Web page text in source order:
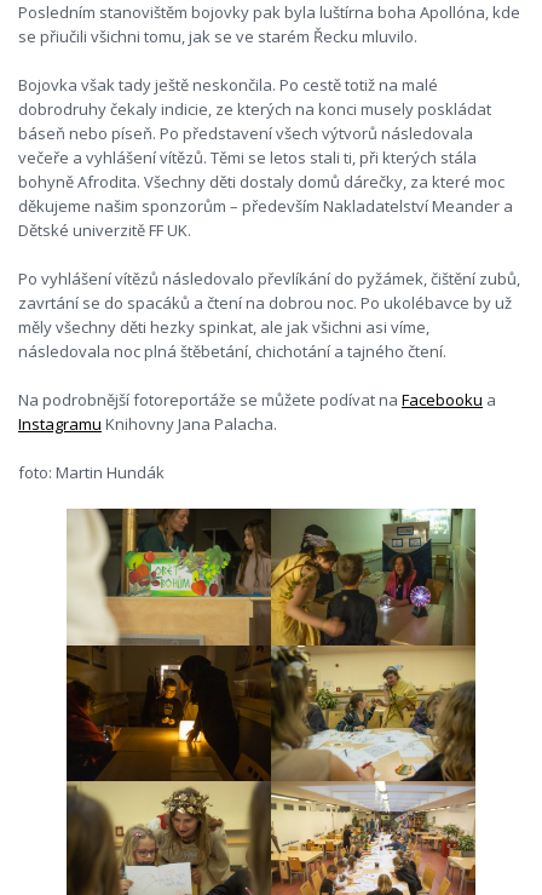
Posledním stanovištěm bojovky pak byla luštírna boha Apollóna, kde
se přiučili všichni tomu, jak se ve starém Řecku mluvilo.
Bojovka však tady ještě neskončila. Po cestě totiž na malé
dobrodruhy čekaly indicie, ze kterých na konci musely poskládat
báseň nebo píseň. Po představení všech výtvorů následovala
večeře a vyhlášení vítězů. Těmi se letos stali ti, při kterých stála
bohyně Afrodita. Všechny děti dostaly domů dárečky, za které moc
děkujeme našim sponzorům – především Nakladatelství Meander a
Dětské univerzitě FF UK.
Po vyhlášení vítězů následovalo převlíkání do pyžámek, čištění zubů,
zavrtání se do spacáků a čtení na dobrou noc. Po ukolébavce by už
měly všechny děti hezky spinkat, ale jak všichni asi víme,
následovala noc plná štěbetání, chichotání a tajného čtení.
Na podrobnější fotoreportáže se můžete podívat na Facebooku a
Instagramu Knihovny Jana Palacha.
foto: Martin Hundák